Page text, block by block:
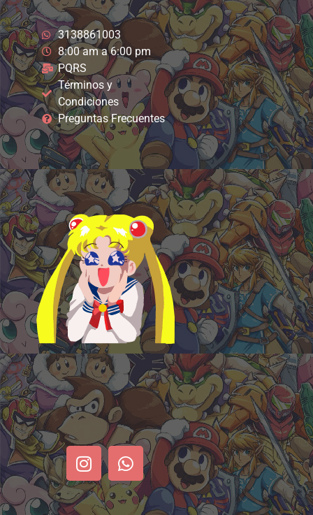
3138861003
8:00 am a 6:00 pm
PQRS
Términos y
Condiciones
Preguntas Frecuentes